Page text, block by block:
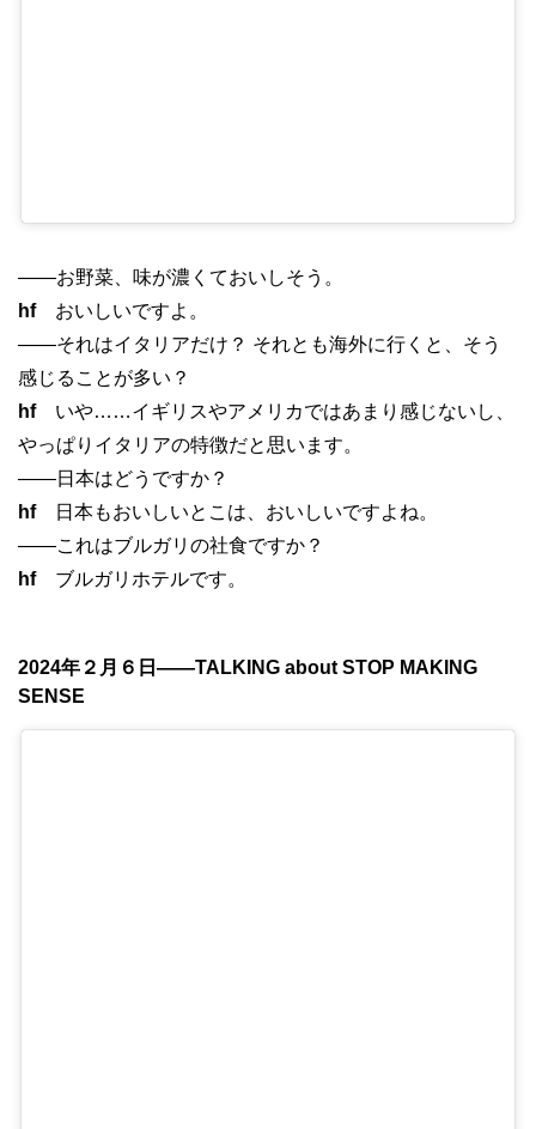
——お野菜、味が濃くておいしそう。
hfおいしいですよ。
——それはイタリアだけ？ それとも海外に行くと、そう
感じることが多い？
hfいや……イギリスやアメリカではあまり感じないし、
やっぱりイタリアの特徴だと思います。
——日本はどうですか？
hf日本もおいしいとこは、おいしいですよね。
——これはブルガリの社食ですか？
hfブルガリホテルです。
2024年２月６日——TALKING about STOP MAKING
SENSE